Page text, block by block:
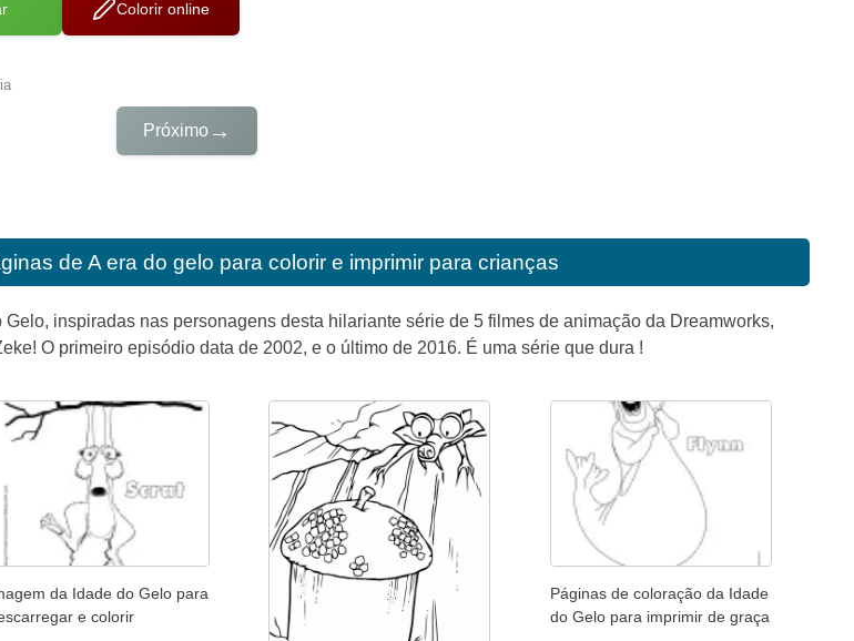
Colorir online
Próximo →
de A era do gelo para colorir e imprimir para crianças
inspiradas nas personagens desta hilariante série de 5 filmes de animação da Dreamworks,
O primeiro episódio data de 2002, e o último de 2016. É uma série que dura !
da Idade do Gelo para
e colorir
Páginas de coloração da Idade
do Gelo para imprimir de graça